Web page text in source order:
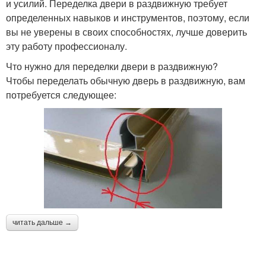
и усилий. Переделка двери в раздвижную требует
определенных навыков и инструментов, поэтому, если
вы не уверены в своих способностях, лучше доверить
эту работу профессионалу.
Что нужно для переделки двери в раздвижную?
Чтобы переделать обычную дверь в раздвижную, вам
потребуется следующее:
читать дальше →